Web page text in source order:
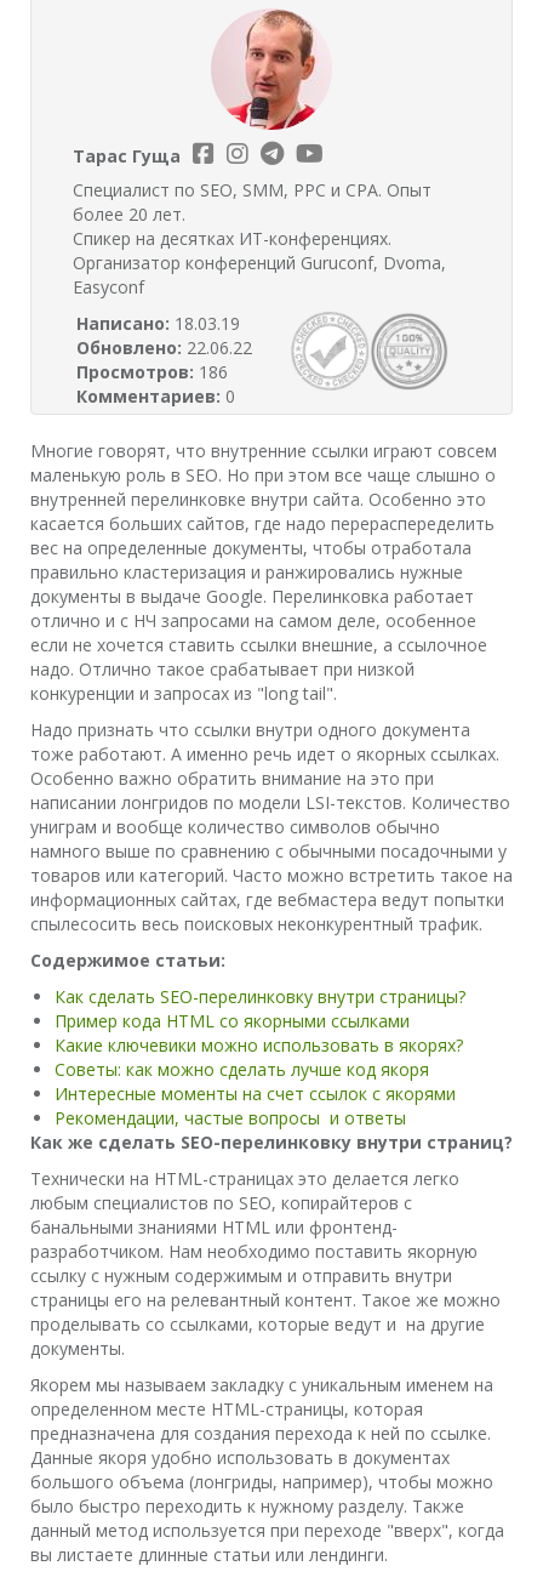
Тарас Гуща
Специалист по SEO, SMM, PPC и CPA. Опыт
более 20 лет.
Спикер на десятках ИТ-конференциях.
Организатор конференций Guruconf, Dvoma,
Easyconf
Написано: 18.03.19
Обновлено: 22.06.22
Просмотров: 186
Комментариев: 0
Многие говорят, что внутренние ссылки играют совсем
маленькую роль в SEO. Но при этом все чаще слышно о
внутренней перелинковке внутри сайта. Особенно это
касается больших сайтов, где надо перераспеределить
вес на определенные документы, чтобы отработала
правильно кластеризация и ранжировались нужные
документы в выдаче Google. Перелинковка работает
отлично и с НЧ запросами на самом деле, особенное
если не хочется ставить ссылки внешние, а ссылочное
надо. Отлично такое срабатывает при низкой
конкуренции и запросах из "long tail".
Надо признать что ссылки внутри одного документа
тоже работают. А именно речь идет о якорных ссылках.
Особенно важно обратить внимание на это при
написании лонгридов по модели LSI-текстов. Количество
униграм и вообще количество символов обычно
намного выше по сравнению с обычными посадочными у
товаров или категорий. Часто можно встретить такое на
информационных сайтах, где вебмастера ведут попытки
спылесосить весь поисковых неконкурентный трафик.
Содержимое статьи:
Как сделать SEO-перелинковку внутри страницы?
Пример кода HTML со якорными ссылками
Какие ключевики можно использовать в якорях?
Советы: как можно сделать лучше код якоря
Интересные моменты на счет ссылок с якорями
Рекомендации, частые вопросы и ответы
Как же сделать SEO-перелинковку внутри страниц?
Технически на HTML-страницах это делается легко
любым специалистов по SEO, копирайтеров с
банальными знаниями HTML или фронтенд-
разработчиком. Нам необходимо поставить якорную
ссылку с нужным содержимым и отправить внутри
страницы его на релевантный контент. Такое же можно
проделывать со ссылками, которые ведут и на другие
документы.
Якорем мы называем закладку с уникальным именем на
определенном месте HTML-страницы, которая
предназначена для создания перехода к ней по ссылке.
Данные якоря удобно использовать в документах
большого объема (лонгриды, например), чтобы можно
было быстро переходить к нужному разделу. Также
данный метод используется при переходе "вверх", когда
вы листаете длинные статьи или лендинги.